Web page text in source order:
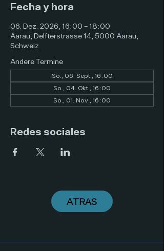
Fecha y hora
06. Dez. 2026, 16:00 – 18:00
Aarau, Delfterstrasse 14, 5000 Aarau,
Schweiz
Andere Termine
So., 06. Sept., 16:00
So., 04. Okt., 16:00
So., 01. Nov., 16:00
Redes sociales
ATRAS